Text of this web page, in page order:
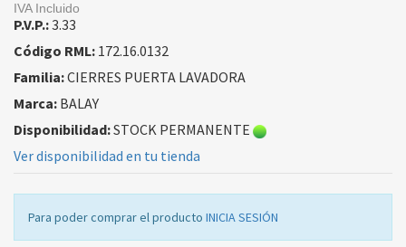
IVA Incluido
P.V.P.:3.33
Código RML: 172.16.0132
Familia:CIERRES PUERTA LAVADORA
Marca: BALAY
Disponibilidad:STOCK PERMANENTE
Ver disponibilidad en tu tienda
Para poder comprar el producto INICIA SESIÓN